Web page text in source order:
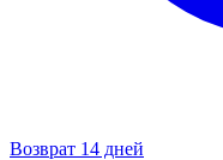
Возврат 14 дней